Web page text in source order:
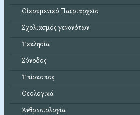
Οἰκουμενικό Πατριαρχεῖο
Σχολιασμός γενονότων
Ἐκκλησία
Σύνοδος
Ἐπίσκοπος
Θεολογικά
Ἀνθρωπολογία